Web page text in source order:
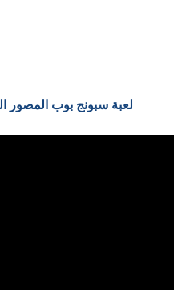
لعبة سبونج بوب